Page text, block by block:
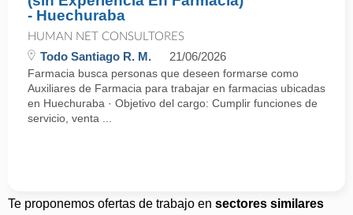
- Huechuraba
HUMAN NET CONSULTORES
Todo Santiago R. M. 21/06/2026
Farmacia busca personas que deseen formarse como
Auxiliares de Farmacia para trabajar en farmacias ubicadas
en Huechuraba · Objetivo del cargo: Cumplir funciones de
servicio, venta ...
Te proponemos ofertas de trabajo en sectores similares